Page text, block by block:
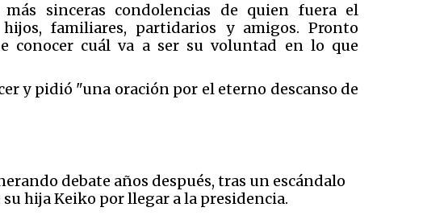
sinceras condolencias de quien fuera el
familiares, partidarios y amigos. Pronto
conocer cuál va a ser su voluntad en lo que
y pidió "una oración por el eterno descanso de
debate años después, tras un escándalo
hija Keiko por llegar a la presidencia.